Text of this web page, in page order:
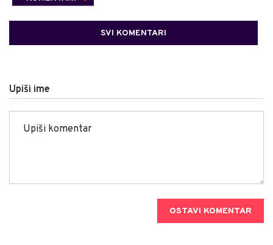
SVI KOMENTARI
Upiši ime
OSTAVI KOMENTAR